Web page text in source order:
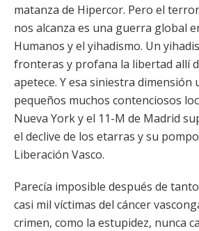
matanza de Hipercor. Pero el
nos alcanza es una guerra global
Humanos y el yihadismo. Un
fronteras y profana la libertad allí
apetece. Y esa siniestra dimensión
pequeños muchos contenciosos
Nueva York y el 11-M de Madrid
el declive de los etarras y su
Liberación Vasco.
Parecía imposible después de
casi mil víctimas del cáncer
crimen, como la estupidez, nunca